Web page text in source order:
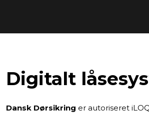
Digitalt
Dansk Dørsikring er autoriseret